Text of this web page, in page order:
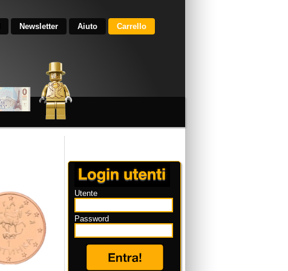
Newsletter Aiuto Carrello
Utente
Password